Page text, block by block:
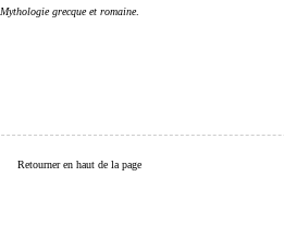
Mythologie grecque et romaine.
Retourner en haut de la page